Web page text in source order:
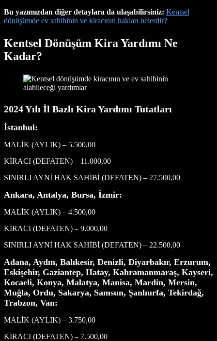
Bu yazımızdan diğer detaylara da ulaşabilirsiniz: Kentsel
dönüşümde ev sahibinin ve kiracının hakları nelerdir?
Kentsel Dönüşüm Kira Yardımı Ne
Kadar?
2024 Yılı İl Bazlı Kira Yardımı Tutatları
İstanbul:
MALİK (AYLIK) – 5.500,00
KİRACI (DEFATEN) – 11.000,00
SINIRLI AYNİ HAK SAHİBİ (DEFATEN) – 27.500,00
Ankara, Antalya, Bursa, İzmir:
MALİK (AYLIK) – 4.500,00
KİRACI (DEFATEN) – 9.000,00
SINIRLI AYNİ HAK SAHİBİ (DEFATEN) – 22.500,00
Adana, Aydın, Balıkesir, Denizli, Diyarbakır, Erzurum,
Eskişehir, Gaziantep, Hatay, Kahramanmaraş, Kayseri,
Kocaeli, Konya, Malatya, Manisa, Mardin, Mersin,
Muğla, Ordu, Sakarya, Samsun, Şanlıurfa, Tekirdağ,
Trabzon, Van:
MALİK (AYLIK) – 3.750,00
KİRACI (DEFATEN) – 7.500,00